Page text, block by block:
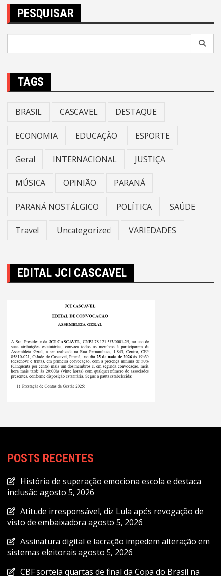
PESQUISAR
TAGS
BRASIL CASCAVEL DESTAQUE
ECONOMIA EDUCAÇÃO ESPORTE
Geral INTERNACIONAL JUSTIÇA
MÚSICA OPINIÃO PARANÁ
PARANÁ NOSTÁLGICO POLÍTICA SAÚDE
Travel Uncategorized VARIEDADES
EDITAL JCI CASCAVEL
POSTS RECENTES
História de superação emociona escola e destaca
inclusão agosto 5, 2026
Atitude irresponsável, diz Lula após revogação de
visto de embaixadora agosto 5, 2026
Assinatura digital e lacração impedem alteração em
sistemas eleitorais agosto 5, 2026
CBF sorteia quartas de final da Copa do Brasil na